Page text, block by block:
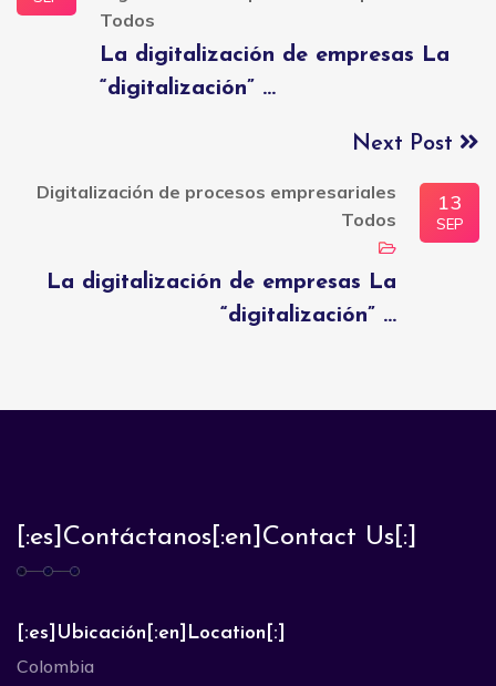
Todos
La digitalización de empresas La
“digitalización” ...
Next Post
13
SEP
Digitalización de procesos empresariales
Todos
La digitalización de empresas La
“digitalización” ...
[:es]Contáctanos[:en]Contact Us[:]
[:es]Ubicación[:en]Location[:]
Colombia